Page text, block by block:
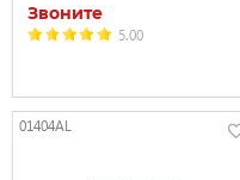
Звоните
5.00
01404AL